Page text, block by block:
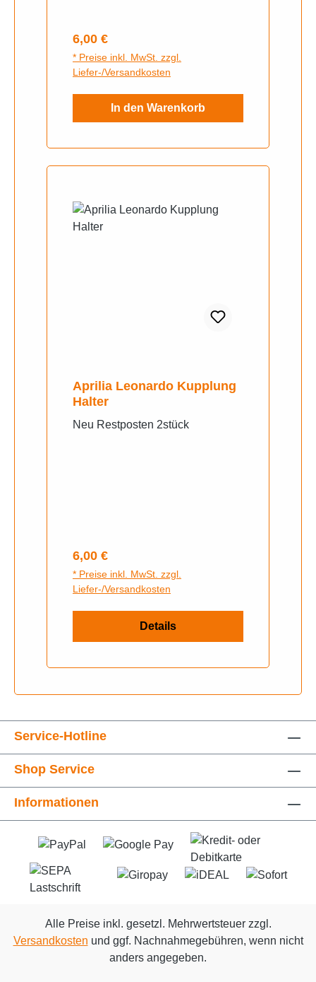
Regulärer Preis:
6,00 €
* Preise inkl. MwSt. zzgl.
Liefer-/Versandkosten
In den Warenkorb
Aprilia Leonardo Kupplung
Halter
Regulärer Preis:
6,00 €
* Preise inkl. MwSt. zzgl.
Liefer-/Versandkosten
Details
Service-Hotline
Shop Service
Informationen
Alle Preise inkl. gesetzl. Mehrwertsteuer zzgl.
Versandkosten und ggf. Nachnahmegebühren, wenn nicht
anders angegeben.